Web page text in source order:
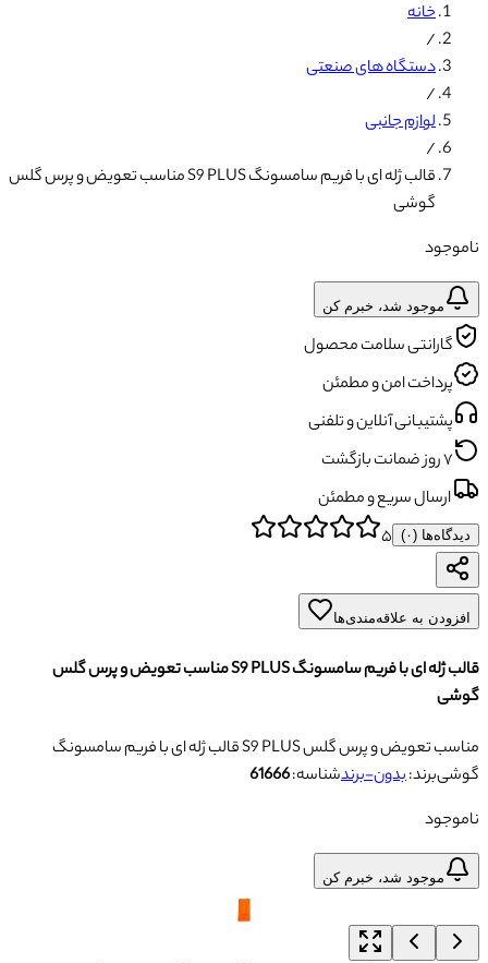
خانه
/
دستگاه های صنعتی
/
لوازم جانبی
/
قالب ژله ای با فریم سامسونگ S9 PLUS مناسب تعویض و پرس گلس
گوشی
ناموجود
موجود شد، خبرم کن
گارانتی سلامت محصول
پرداخت امن و مطمئن
پشتیبانی آنلاین و تلفنی
۷ روز ضمانت بازگشت
ارسال سریع و مطمئن
دیدگاه‌ها (۰) ۵
افزودن به علاقه‌مندی‌ها
قالب ژله ای با فریم سامسونگ S9 PLUS مناسب تعویض و پرس گلس
گوشی
قالب ژله ای با فریم سامسونگ S9 PLUS مناسب تعویض و پرس گلس
گوشیبرند:بدون-برندشناسه:61666
ناموجود
موجود شد، خبرم کن